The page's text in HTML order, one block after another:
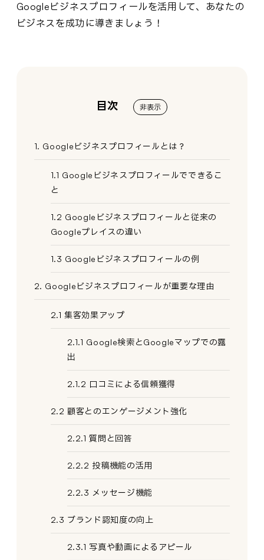
Googleビジネスプロフィールを活用して、あなたの
ビジネスを成功に導きましょう！
目次 非表示
1. Googleビジネスプロフィールとは？
1.1 Googleビジネスプロフィールでできるこ
と
1.2 Googleビジネスプロフィールと従来の
Googleプレイスの違い
1.3 Googleビジネスプロフィールの例
2. Googleビジネスプロフィールが重要な理由
2.1 集客効果アップ
2.1.1 Google検索とGoogleマップでの露
出
2.1.2 口コミによる信頼獲得
2.2 顧客とのエンゲージメント強化
2.2.1 質問と回答
2.2.2 投稿機能の活用
2.2.3 メッセージ機能
2.3 ブランド認知度の向上
2.3.1 写真や動画によるアピール